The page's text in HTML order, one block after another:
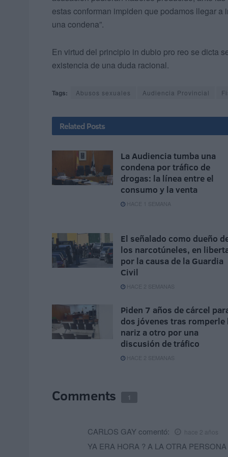
estas conforman impiden que podamos llegar
una condena”.
En virtud del principio in dubio pro reo se dicta
existencia de una duda racional.
Tags: Abusos sexuales Audiencia Provincial
Related Posts
La Audiencia tumba una
condena por tráfico de
drogas: la línea entre el
consumo y la venta
HACE 1 SEMANA
El señalado como dueño
los narcotúneles, en
por la causa de la Guardia
Civil
HACE 2 SEMANAS
Piden 7 años de cárcel
dos jóvenes tras romperle
nariz a otro por una
discusión de tráfico
HACE 2 SEMANAS
Comments 1
CARLOS GAY comentó: hace 2 años
YA ERA HORA ? A LA OTRA